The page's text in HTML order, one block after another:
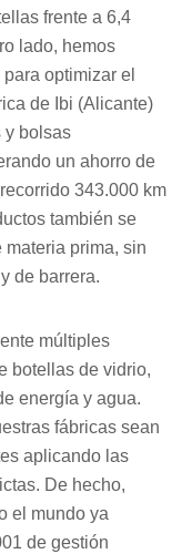
frente a 6,4
lado, hemos
optimizar el
de Ibi (Alicante)
y bolsas
un ahorro de
343.000 km
también se
prima, sin
de barrera.
múltiples
botellas de vidrio,
energía y agua.
fábricas sean
aplicando las
De hecho,
el mundo ya
de gestión